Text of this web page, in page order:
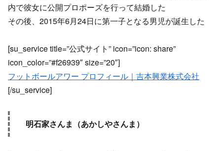
内で彼女に公開プロポーズを行って結婚した
その後、2015年6月24日に第一子となる男児が誕生した
[su_service title=”公式サイト” icon=”icon: share”
icon_color=”#f26939″ size=”20″]
フットボールアワー プロフィール｜吉本興業株式会社
[/su_service]
明石家さんま（あかしやさんま）